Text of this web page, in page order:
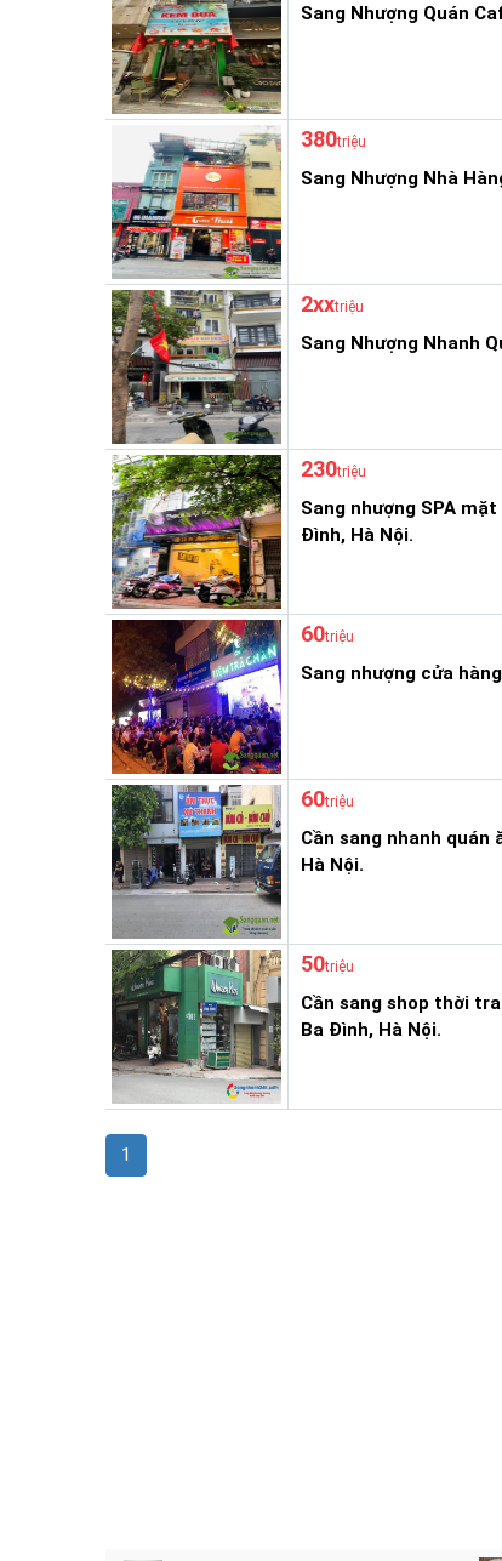
Sang Nhượng Quán
380triệu
Sang Nhượng Nhà
2xxtriệu
Sang Nhượng Nhanh
230triệu
Sang nhượng SPA
Đình, Hà Nội.
60triệu
Sang nhượng cửa
60triệu
Cần sang nhanh quán
Hà Nội.
50triệu
Cần sang shop thời
Ba Đình, Hà Nội.
1